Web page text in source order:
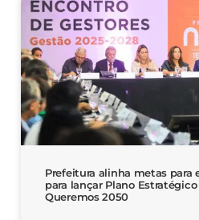
Prefeitura alinha metas para
para lançar Plano
Queremos 2050